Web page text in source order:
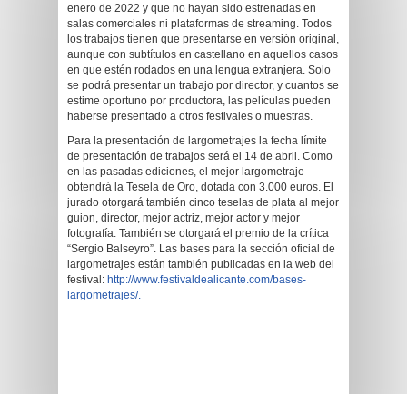
enero de 2022 y que no hayan sido estrenadas en
salas comerciales ni plataformas de streaming. Todos
los trabajos tienen que presentarse en versión original,
aunque con subtítulos en castellano en aquellos casos
en que estén rodados en una lengua extranjera. Solo
se podrá presentar un trabajo por director, y cuantos se
estime oportuno por productora, las películas pueden
haberse presentado a otros festivales o muestras.
Para la presentación de largometrajes la fecha límite
de presentación de trabajos será el 14 de abril. Como
en las pasadas ediciones, el mejor largometraje
obtendrá la Tesela de Oro, dotada con 3.000 euros. El
jurado otorgará también cinco teselas de plata al mejor
guion, director, mejor actriz, mejor actor y mejor
fotografía. También se otorgará el premio de la crítica
“Sergio Balseyro”. Las bases para la sección oficial de
largometrajes están también publicadas en la web del
festival: http://www.festivaldealicante.com/bases-
largometrajes/.